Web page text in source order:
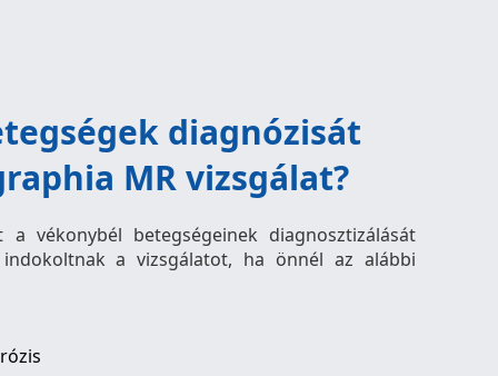
diagnózisát
MR vizsgálat?
vékonybél betegségeinek diagnosztizálását
a vizsgálatot, ha önnél az alábbi